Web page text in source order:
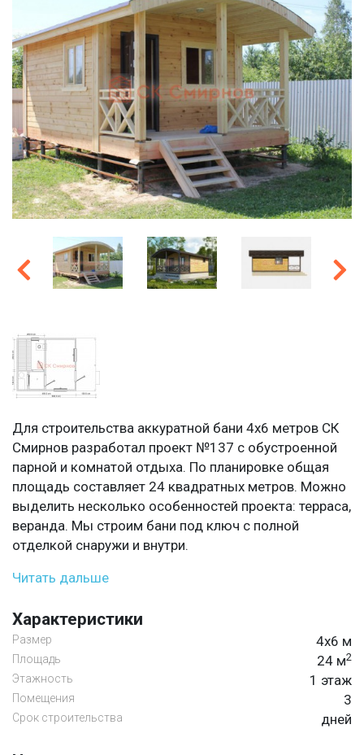
Для строительства аккуратной бани 4х6 метров СК
Смирнов разработал проект №137 с обустроенной
парной и комнатой отдыха. По планировке общая
площадь составляет 24 квадратных метров. Можно
выделить несколько особенностей проекта: терраса,
веранда. Мы строим бани под ключ с полной
отделкой снаружи и внутри.
Читать дальше
Характеристики
Размер 4х6 м
Площадь 24 м2
Этажность 1 этаж
Помещения 3
Срок строительства дней